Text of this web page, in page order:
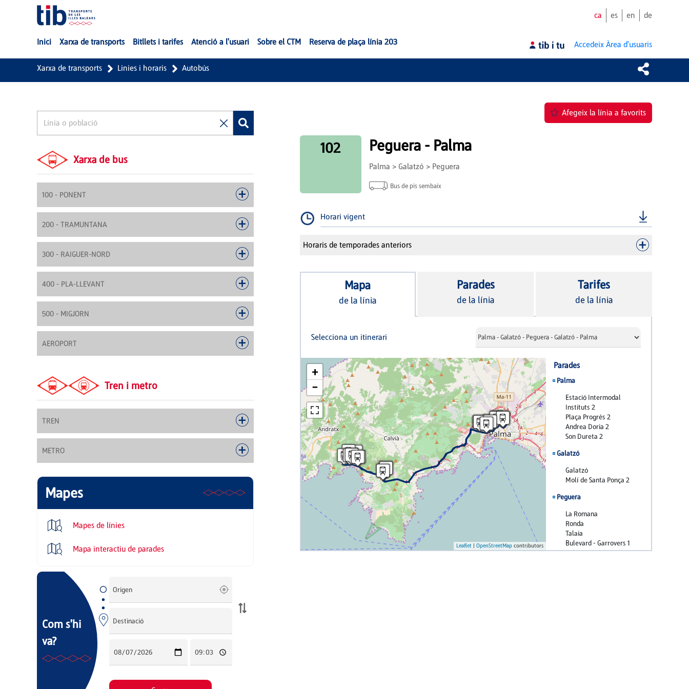
Salta al contingut principal
ca es en de
Inici Xarxa de transports Bitllets i tarifes Atenció a l'usuari Sobre el CTM Reserva de plaça línia 203 Accedeix Àrea d'usuaris
Xarxa de transports Linies i horaris Autobús
Xarxa de bus
100 - PONENT
200 - TRAMUNTANA
300 - RAIGUER-NORD
400 - PLA-LLEVANT
500 - MIGJORN
AEROPORT
Tren i metro
TREN
METRO
Mapes
Mapes de línies
Mapa interactiu de parades
Afegeix la línia a favorits
102 Peguera - Palma
Palma > Galatzó > Peguera
Bus de pis sembaix
Horari vigent
Horaris de temporades anteriors
Mapa
de la línia
Parades
de la línia
Tarifes
de la línia